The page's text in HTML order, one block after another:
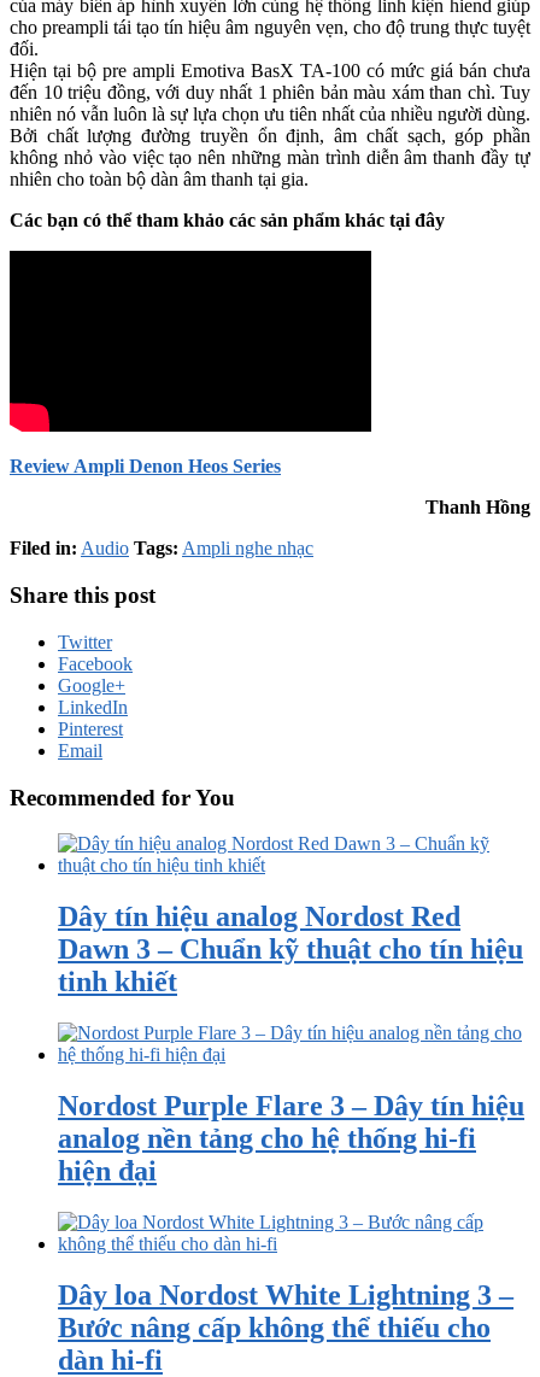
của máy biến áp hình xuyền lớn cùng hệ thống linh kiện hiend giúp
cho preampli tái tạo tín hiệu âm nguyên vẹn, cho độ trung thực tuyệt
đối.
Hiện tại bộ pre ampli Emotiva BasX TA-100 có mức giá bán chưa
đến 10 triệu đồng, với duy nhất 1 phiên bản màu xám than chì. Tuy
nhiên nó vẫn luôn là sự lựa chọn ưu tiên nhất của nhiều người dùng.
Bởi chất lượng đường truyền ổn định, âm chất sạch, góp phần
không nhỏ vào việc tạo nên những màn trình diễn âm thanh đầy tự
nhiên cho toàn bộ dàn âm thanh tại gia.
Các bạn có thể tham khảo các sản phẩm khác tại đây
Review Ampli Denon Heos Series
Thanh Hồng
Filed in: Audio Tags: Ampli nghe nhạc
Share this post
Twitter
Facebook
Google+
LinkedIn
Pinterest
Email
Recommended for You
Dây tín hiệu analog Nordost Red
Dawn 3 – Chuẩn kỹ thuật cho tín hiệu
tinh khiết
Nordost Purple Flare 3 – Dây tín hiệu
analog nền tảng cho hệ thống hi-fi
hiện đại
Dây loa Nordost White Lightning 3 –
Bước nâng cấp không thể thiếu cho
dàn hi-fi